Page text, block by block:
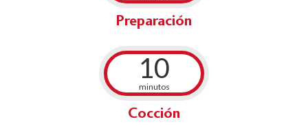
Preparación
10
minutos
Cocción